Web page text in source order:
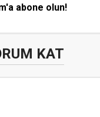
abone olun!
KAT